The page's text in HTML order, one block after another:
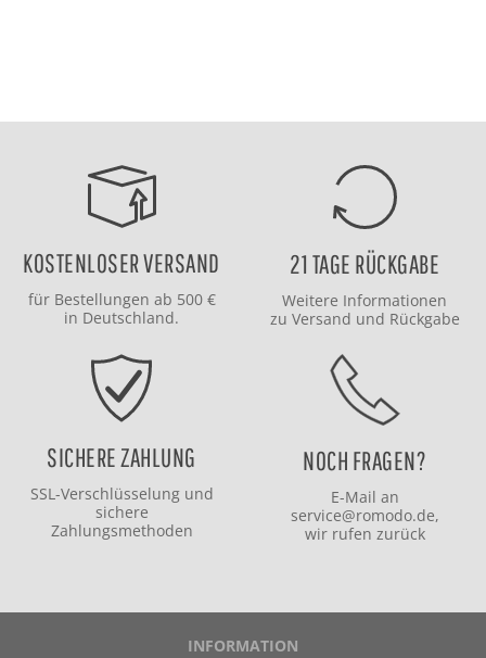
KOSTENLOSER VERSAND
für Bestellungen ab 500 €
in Deutschland.
21 TAGE RÜCKGABE
Weitere Informationen
zu Versand und Rückgabe
SICHERE ZAHLUNG
SSL-Verschlüsselung und
sichere
Zahlungsmethoden
NOCH FRAGEN?
E-Mail an
service@romodo.de,
wir rufen zurück
INFORMATION